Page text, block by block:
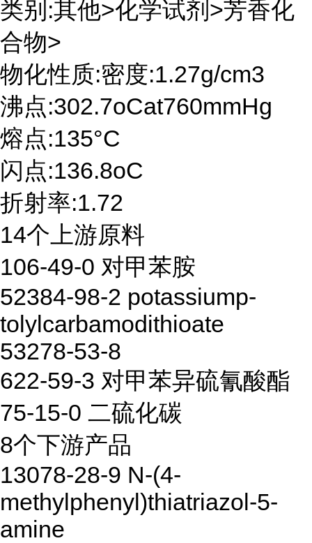
类别:其他>化学试剂>芳香化
合物>
物化性质:密度:1.27g/cm3
沸点:302.7oCat760mmHg
熔点:135°C
闪点:136.8oC
折射率:1.72
14个上游原料
106-49-0 对甲苯胺
52384-98-2 potassiump-
tolylcarbamodithioate
53278-53-8
622-59-3 对甲苯异硫氰酸酯
75-15-0 二硫化碳
8个下游产品
13078-28-9 N-(4-
methylphenyl)thiatriazol-5-
amine